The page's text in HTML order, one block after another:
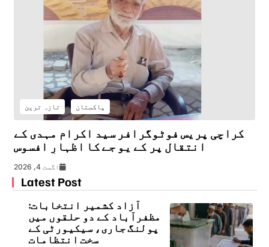
پاکستان تازہ ترین
کراچی پریس فوٹوگرافر سید اکرام مہدی کے
انتقال پر کے یو جے کا اظہارِ افسوس
اگست 4, 2026
Latest Post
آزاد کشمیر انتخابات:
مظفرآباد کے دو حلقوں میں
پولنگ جاری، سیکیورٹی کے
سخت انتظامات